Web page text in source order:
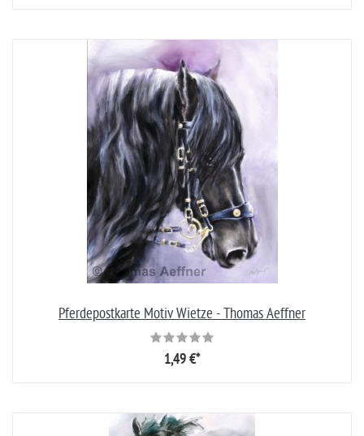
Pferdepostkarte Motiv Wietze - Thomas Aeffner
1,49 €*